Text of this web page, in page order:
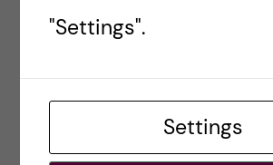
HÅLLBARHET SAMHÄLLE
En framtid för
Posted byOle Petter Ottersen
"Settings".
Settings